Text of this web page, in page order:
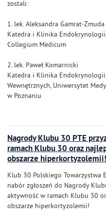
zostali:
1. lek. Aleksandra Gamrat-Żmuda
Katedra i Klinika
Collegium Medicum
2. lek. Paweł Komarnicki
Katedra i Klinika
Wewnętrznych, Uniwersytet
w Poznaniu
Nagrody Klubu 30 PTE
ramach Klubu 30 oraz
obszarze hiperkortyzolemii!
Klub 30 Polskiego Towarzystwa
nabór zgłoszeń do Nagrody
aktywność w ramach Klubu 30
obszarze hiperkortyzolemii!